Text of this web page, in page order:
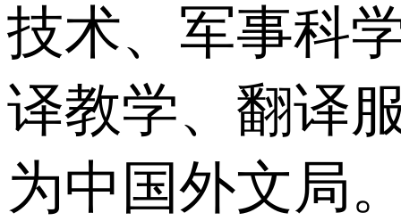
技术、军事科
译教学、翻译
为中国外文局